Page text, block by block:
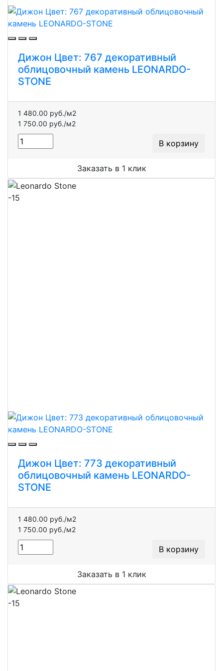
Дижон Цвет: 767 декоративный
облицовочный камень LEONARDO-
STONE
1 480.00 руб./м2
1 750.00 руб./м2
В корзину
Заказать в 1 клик
-15
Дижон Цвет: 773 декоративный
облицовочный камень LEONARDO-
STONE
1 480.00 руб./м2
1 750.00 руб./м2
В корзину
Заказать в 1 клик
-15